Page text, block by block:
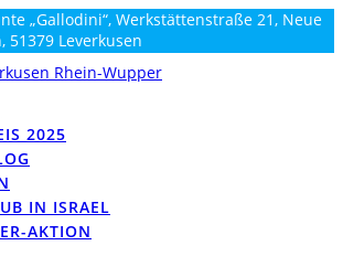
„Gallodini“, Werkstättenstraße 21, Neue
51379 Leverkusen
2025
IN ISRAEL
AKTION